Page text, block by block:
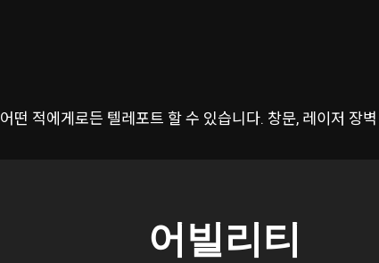
떤 적에게로든 텔레포트 할 수 있습니다. 창문, 레이저 장
어빌리티